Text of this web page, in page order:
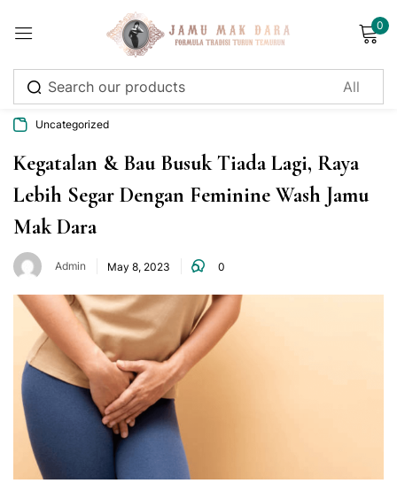
0
Uncategorized
Kegatalan & Bau Busuk Tiada Lagi, Raya
Lebih Segar Dengan Feminine Wash Jamu
Mak Dara
Admin May 8, 2023 0
Sign in
Remember me Lost password?
Log in
Create an account